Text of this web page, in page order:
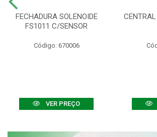
FECHADURA SOLENOIDE
FS1011 C/SENSOR
Código: 670006
VER PREÇO